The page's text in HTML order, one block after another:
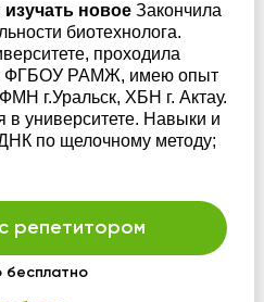
новое Закончила
биотехнолога.
проходила
ФГБОУ РАМЖ, имею опыт
г.Уральск, ХБН г. Актау.
в университете. Навыки и
по щелочному методу;
репетитором
бесплатно